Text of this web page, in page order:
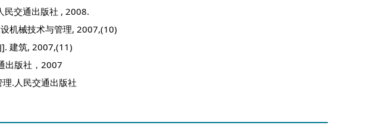
交通出版社 , 2008.
机械技术与管理, 2007,(10)
建筑, 2007,(11)
版社，2007
.人民交通出版社